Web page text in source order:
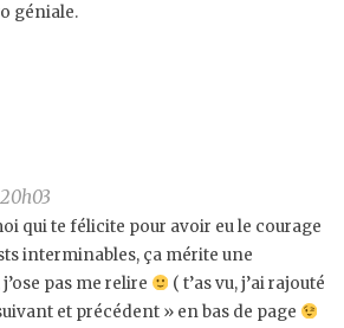
géniale.
qui te félicite pour avoir eu le courage
interminables, ça mérite une
pas me relire
( t’as vu, j’ai rajouté
et précédent » en bas de page